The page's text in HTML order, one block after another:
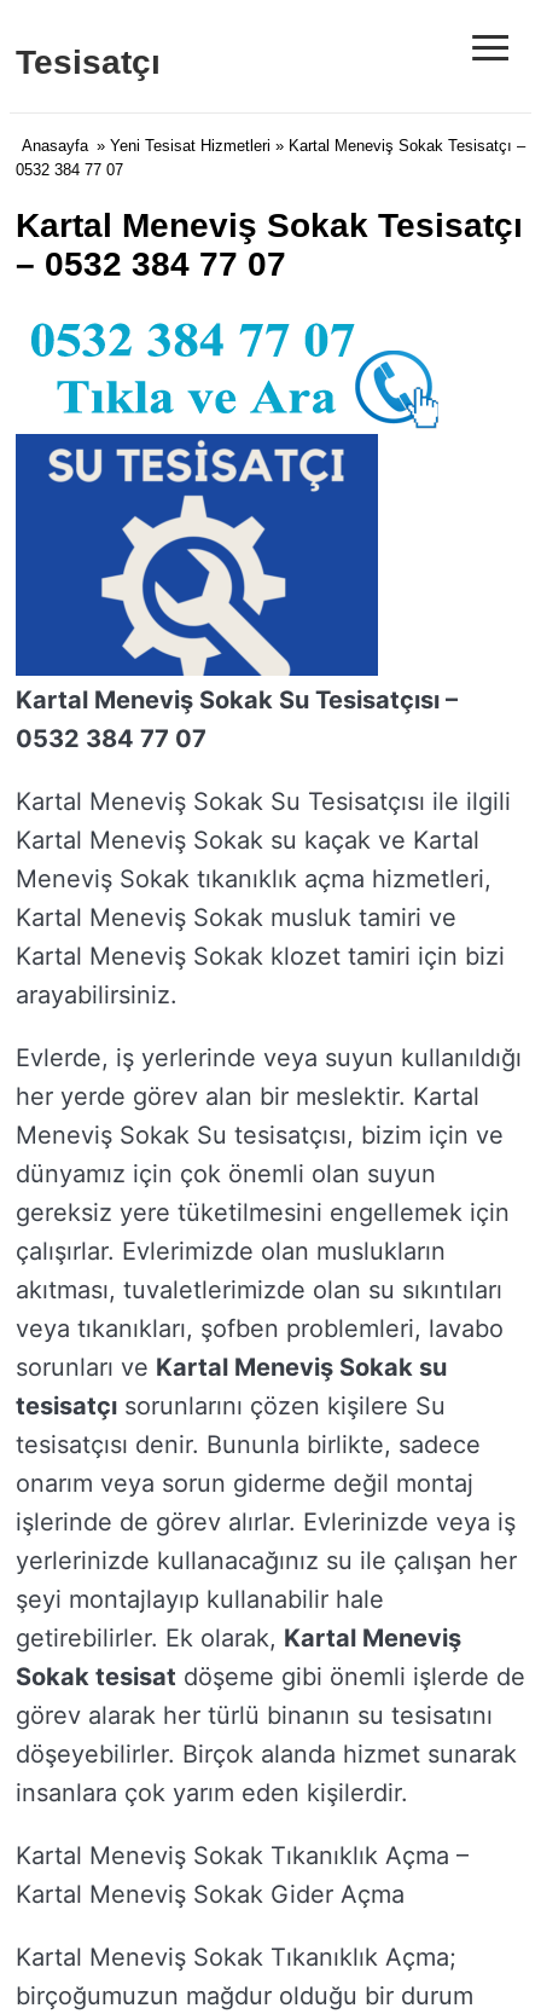
Tesisatçı ≡
Anasayfa » Yeni Tesisat Hizmetleri » Kartal Meneviş Sokak Tesisatçı –
0532 384 77 07
Kartal Meneviş Sokak Tesisatçı
– 0532 384 77 07
Kartal Meneviş Sokak Su Tesisatçısı –
0532 384 77 07
Kartal Meneviş Sokak Su Tesisatçısı ile ilgili
Kartal Meneviş Sokak su kaçak ve Kartal
Meneviş Sokak tıkanıklık açma hizmetleri,
Kartal Meneviş Sokak musluk tamiri ve
Kartal Meneviş Sokak klozet tamiri için bizi
arayabilirsiniz.
Evlerde, iş yerlerinde veya suyun kullanıldığı
her yerde görev alan bir meslektir. Kartal
Meneviş Sokak Su tesisatçısı, bizim için ve
dünyamız için çok önemli olan suyun
gereksiz yere tüketilmesini engellemek için
çalışırlar. Evlerimizde olan muslukların
akıtması, tuvaletlerimizde olan su sıkıntıları
veya tıkanıkları, şofben problemleri, lavabo
sorunları ve Kartal Meneviş Sokak su
tesisatçı sorunlarını çözen kişilere Su
tesisatçısı denir. Bununla birlikte, sadece
onarım veya sorun giderme değil montaj
işlerinde de görev alırlar. Evlerinizde veya iş
yerlerinizde kullanacağınız su ile çalışan her
şeyi montajlayıp kullanabilir hale
getirebilirler. Ek olarak, Kartal Meneviş
Sokak tesisat döşeme gibi önemli işlerde de
görev alarak her türlü binanın su tesisatını
döşeyebilirler. Birçok alanda hizmet sunarak
insanlara çok yarım eden kişilerdir.
Kartal Meneviş Sokak Tıkanıklık Açma –
Kartal Meneviş Sokak Gider Açma
Kartal Meneviş Sokak Tıkanıklık Açma;
birçoğumuzun mağdur olduğu bir durum